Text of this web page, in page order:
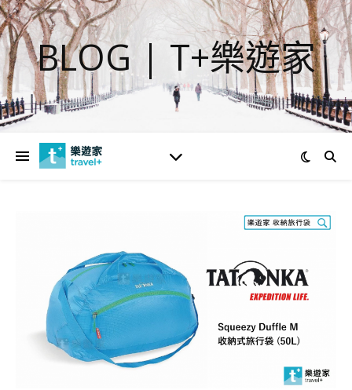
BLOG | T+樂遊家